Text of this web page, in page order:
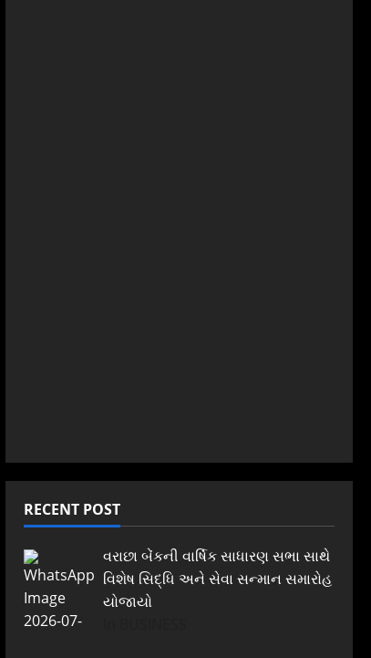
RECENT POST
વરાછા બેંકની વાર્ષિક સાધારણ સભા સાથે
વિશેષ સિદ્ધિ અને સેવા સન્માન સમારોહ
યોજાયો